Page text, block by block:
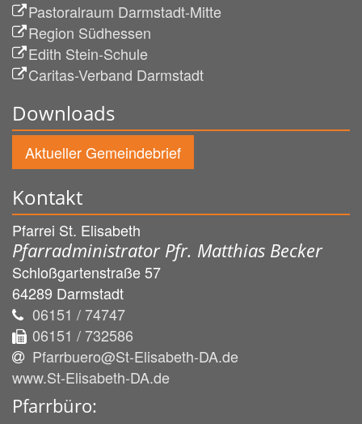
Pastoralraum Darmstadt-Mitte
Region Südhessen
Edith Stein-Schule
Caritas-Verband Darmstadt
Downloads
Aktueller Gemeindebrief
Kontakt
Pfarrei St. Elisabeth
Pfarradministrator Pfr. Matthias Becker
Schloßgartenstraße 57
64289 Darmstadt
06151 / 74747
06151 / 732586
Pfarrbuero@St-Elisabeth-DA.de
www.St-Elisabeth-DA.de
Pfarrbüro: